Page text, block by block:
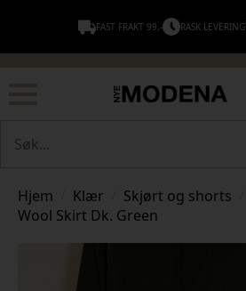
FAST FRAKT 99,- RASK LEVERING
Hjem Klær Skjørt og shorts
Wool Skirt Dk. Green